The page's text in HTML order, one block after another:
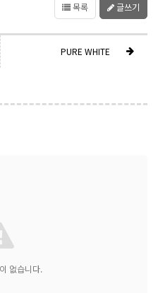
목록 글쓰기
PURE WHITE
없습니다.